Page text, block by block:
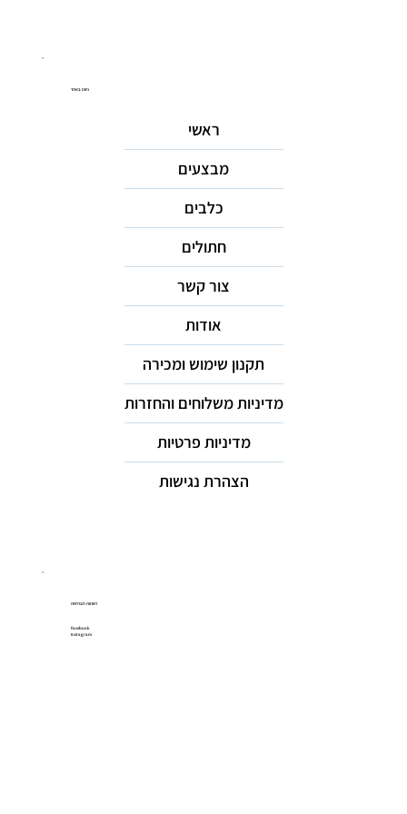
ניווט באתר
ראשי
מבצעים
כלבים
חתולים
צור קשר
אודות
תקנון שימוש ומכירה
מדיניות משלוחים והחזרות
מדיניות פרטיות
הצהרת נגישות
רשתות חברתיות
Facebook
Instagram